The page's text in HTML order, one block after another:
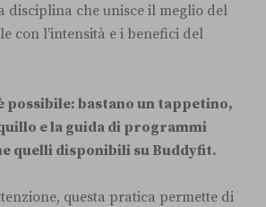
disciplina che unisce il meglio del
con l’intensità e i benefici del
possibile: bastano un tappetino,
e la guida di programmi
quelli disponibili su Buddyfit.
questa pratica permette di